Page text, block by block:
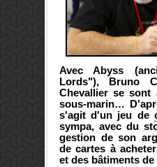
Avec Abyss
Lords"), Bruno
Chevallier se sont
sous-marin…
s'agit d'un jeu de
sympa, avec du
gestion de son
de cartes à
et des bâtiments